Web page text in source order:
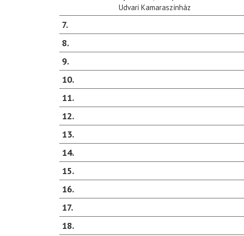
Udvari Kamaraszínház
7
8
9
10
11
12
13
14
15
16
17
18